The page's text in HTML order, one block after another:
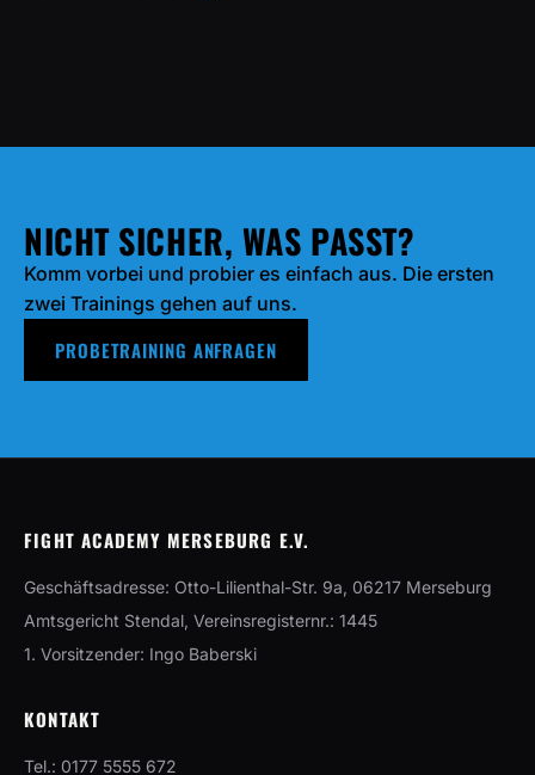
NICHT SICHER, WAS PASST?
Komm vorbei und probier es einfach aus. Die ersten
zwei Trainings gehen auf uns.
PROBETRAINING ANFRAGEN
FIGHT ACADEMY MERSEBURG E.V.
Geschäftsadresse: Otto-Lilienthal-Str. 9a, 06217 Merseburg
Amtsgericht Stendal, Vereinsregisternr.: 1445
1. Vorsitzender: Ingo Baberski
KONTAKT
Tel.: 0177 5555 672